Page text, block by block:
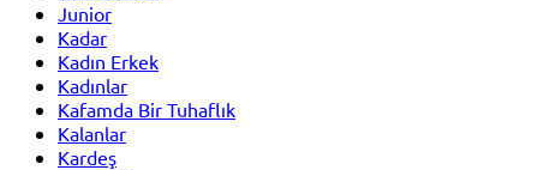
Junior
Kadar
Kadın Erkek
Kadınlar
Kafamda Bir Tuhaflık
Kalanlar
Kardeş